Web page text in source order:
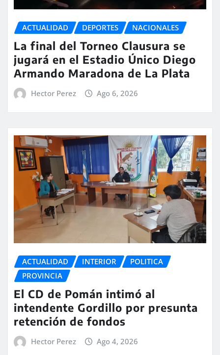
ACTUALIDAD DEPORTES NACIONALES
La final del Torneo Clausura se
jugará en el Estadio Único Diego
Armando Maradona de La Plata
Hector Perez Ago 6, 2026
ACTUALIDAD INTERIOR
POLITICA
PROVINCIA
El CD de Pomán intimó al
intendente Gordillo por presunta
retención de fondos
Hector Perez Ago 4, 2026